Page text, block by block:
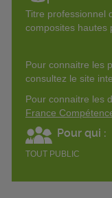
Titre professionnel
composites hautes
Pour connaitre les
consultez le site
Pour connaitre les
France
Pour qui :
TOUT PUBLIC